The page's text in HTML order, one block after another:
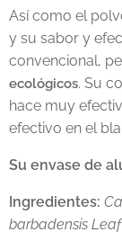
Así como el
y su sabor y
convencional,
ecológicos. Su
hace muy
efectivo en el
Su envase de
Ingredientes:
barbadensis Leaf